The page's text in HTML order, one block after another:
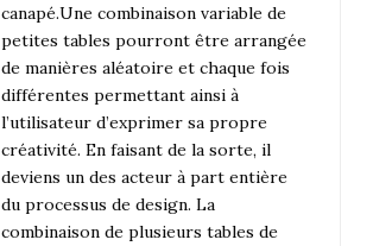
canapé.Une combinaison variable de
petites tables pourront être arrangée
de manières aléatoire et chaque fois
différentes permettant ainsi à
l’utilisateur d’exprimer sa propre
créativité. En faisant de la sorte, il
deviens un des acteur à part entière
du processus de design. La
combinaison de plusieurs tables de